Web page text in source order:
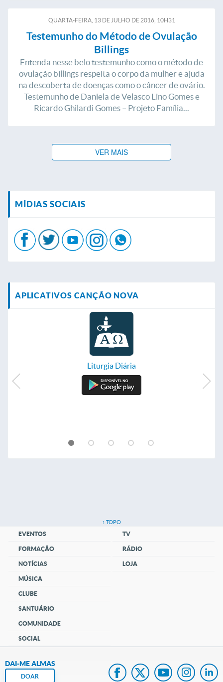
QUARTA-FEIRA, 13DEJULHO DE2016, 10H31
Testemunho do Método de Ovulação
Billings
Entenda nesse belo testemunho como o método de
ovulação billings respeita o corpo da mulher e ajuda
na descoberta de doenças como o câncer de ovário.
Testemunho de Daniela de Velasco Lino Gomes e
Ricardo Ghilardi Gomes – Projeto Família...
VER MAIS
MÍDIAS SOCIAIS
APLICATIVOS CANÇÃO NOVA
Liturgia Diária
↑ TOPO
EVENTOS
FORMAÇÃO
NOTÍCIAS
MÚSICA
CLUBE
SANTUÁRIO
COMUNIDADE
SOCIAL
TV
RÁDIO
LOJA
DAI-ME ALMAS
DOAR